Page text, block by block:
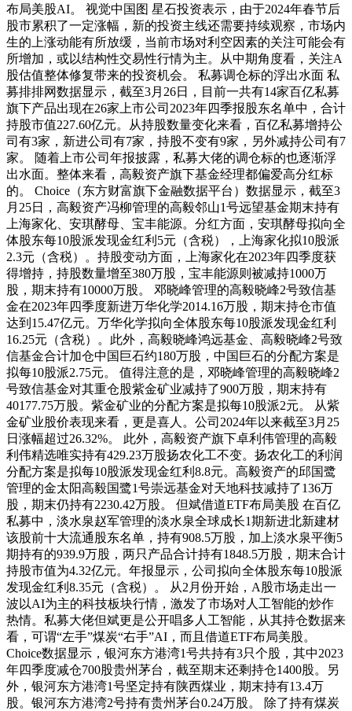
布局美股AI。 视觉中国图 星石投资表示，由于2024年春节后
股市累积了一定涨幅，新的投资主线还需要持续观察，市场内
生的上涨动能有所放缓，当前市场对利空因素的关注可能会有
所增加，或以结构性交易性行情为主。从中期角度看，关注A
股估值整体修复带来的投资机会。 私募调仓标的浮出水面 私
募排排网数据显示，截至3月26日，目前一共有14家百亿私募
旗下产品出现在26家上市公司2023年四季报股东名单中，合计
持股市值227.60亿元。从持股数量变化来看，百亿私募增持公
司有3家，新进公司有7家，持股不变有9家，另外减持公司有7
家。 随着上市公司年报披露，私募大佬的调仓标的也逐渐浮
出水面。整体来看，高毅资产旗下基金经理都偏爱高分红标
的。 Choice（东方财富旗下金融数据平台）数据显示，截至3
月25日，高毅资产冯柳管理的高毅邻山1号远望基金期末持有
上海家化、安琪酵母、宝丰能源。分红方面，安琪酵母拟向全
体股东每10股派发现金红利5元（含税），上海家化拟10股派
2.3元（含税）。持股变动方面，上海家化在2023年四季度获
得增持，持股数量增至380万股，宝丰能源则被减持1000万
股，期末持有10000万股。 邓晓峰管理的高毅晓峰2号致信基
金在2023年四季度新进万华化学2014.16万股，期末持仓市值
达到15.47亿元。万华化学拟向全体股东每10股派发现金红利
16.25元（含税）。此外，高毅晓峰鸿远基金、高毅晓峰2号致
信基金合计加仓中国巨石约180万股，中国巨石的分配方案是
拟每10股派2.75元。 值得注意的是，邓晓峰管理的高毅晓峰2
号致信基金对其重仓股紫金矿业减持了900万股，期末持有
40177.75万股。紫金矿业的分配方案是拟每10股派2元。 从紫
金矿业股价表现来看，更是喜人。公司2024年以来截至3月25
日涨幅超过26.32%。 此外，高毅资产旗下卓利伟管理的高毅
利伟精选唯实持有429.23万股扬农化工不变。扬农化工的利润
分配方案是拟每10股派发现金红利8.8元。高毅资产的邱国鹭
管理的金太阳高毅国鹭1号崇远基金对天地科技减持了136万
股，期末仍持有2230.42万股。 但斌借道ETF布局美股 在百亿
私募中，淡水泉赵军管理的淡水泉全球成长1期新进北新建材
该股前十大流通股东名单，持有908.5万股，加上淡水泉平衡5
期持有的939.9万股，两只产品合计持有1848.5万股，期末合计
持股市值为4.32亿元。年报显示，公司拟向全体股东每10股派
发现金红利8.35元（含税）。 从2月份开始，A股市场走出一
波以AI为主的科技板块行情，激发了市场对人工智能的炒作
热情。私募大佬但斌更是公开唱多人工智能，从其持仓数据来
看，可谓“左手”煤炭“右手”AI，而且借道ETF布局美股。
Choice数据显示，银河东方港湾1号共持有3只个股，其中2023
年四季度减仓700股贵州茅台，截至期末还剩持仓1400股。另
外，银河东方港湾1号坚定持有陕西煤业，期末持有13.4万
股。银河东方港湾2号持有贵州茅台0.24万股。 除了持有煤炭